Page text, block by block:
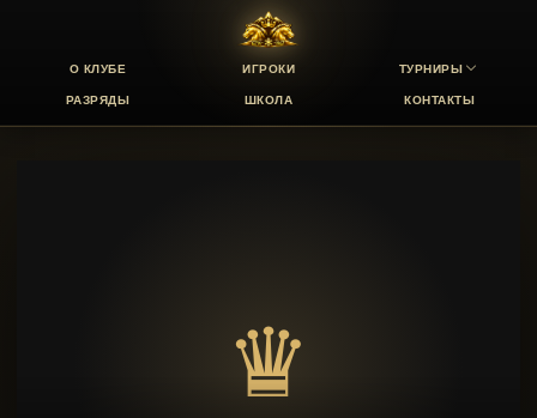
О КЛУБЕ ИГРОКИ ТУРНИРЫ
РАЗРЯДЫ ШКОЛА КОНТАКТЫ
♛